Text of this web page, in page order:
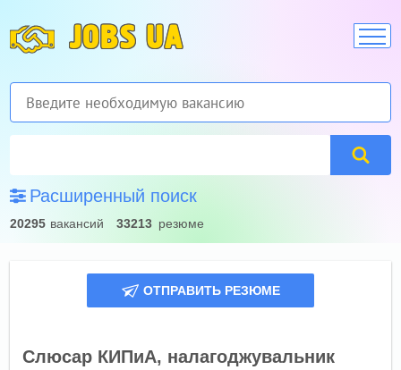
JOBS UA
Расширенный поиск
20295 вакансий 33213 резюме
ОТПРАВИТЬ РЕЗЮМЕ
Слюсар КИПиА, налагоджувальник